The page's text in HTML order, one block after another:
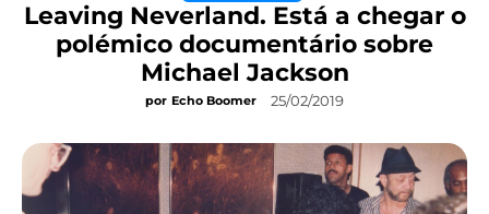
Leaving Neverland. Está a chegar o
polémico documentário sobre
Michael Jackson
por Echo Boomer 25/02/2019